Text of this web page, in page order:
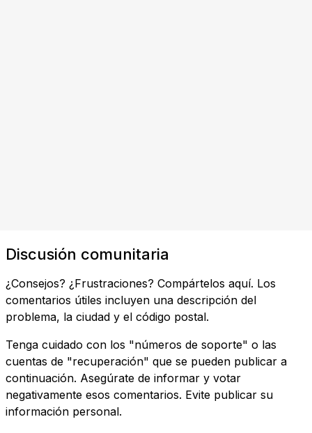
Discusión comunitaria
¿Consejos? ¿Frustraciones? Compártelos aquí. Los
comentarios útiles incluyen una descripción del
problema, la ciudad y el código postal.
Tenga cuidado con los "números de soporte" o las
cuentas de "recuperación" que se pueden publicar a
continuación. Asegúrate de informar y votar
negativamente esos comentarios. Evite publicar su
información personal.